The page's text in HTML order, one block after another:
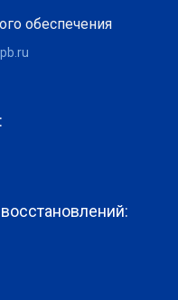
обеспечения